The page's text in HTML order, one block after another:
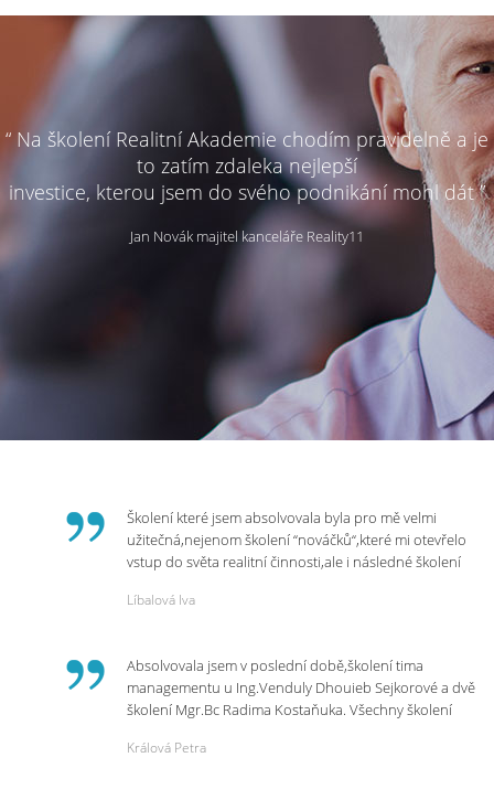
“ Na školení Realitní Akademie chodím pravidelně a je
to zatím zdaleka nejlepší
investice, kterou jsem do svého podnikání mohl dát ”
Jan Novák majitel kanceláře Reality11
Školení které jsem absolvovala byla pro mě velmi
užitečná,nejenom školení “nováčků“,které mi otevřelo
vstup do světa realitní činnosti,ale i následné školení
p.Vendulce která s nesmírnou lidskostí,přesto
potřebná školení,která Realitní Akademie umožňuje.
Líbalová Iva
Absolvovala jsem v poslední době,školení tima
managementu u Ing.Venduly Dhouieb Sejkorové a dvě
školení Mgr.Bc Radima Kostaňuka. Všechny školení
práci a na život.
Králová Petra